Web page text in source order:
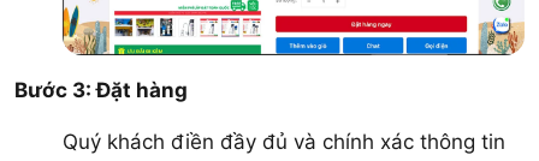
Bước 3: Đặt hàng
Quý khách điền đầy đủ và chính xác thông tin